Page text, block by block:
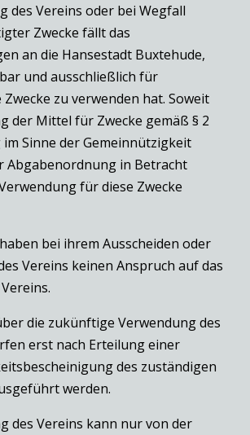
des Vereins oder bei Wegfall
Zwecke fällt das
an die Hansestadt Buxtehude,
und ausschließlich für
zu verwenden hat. Soweit
der Mittel für Zwecke gemäß § 2
Sinne der Gemeinnützigkeit
Abgabenordnung in Betracht
für diese Zwecke
bei ihrem Ausscheiden oder
Vereins keinen Anspruch auf das
die zukünftige Verwendung des
erst nach Erteilung einer
des zuständigen
werden.
des Vereins kann nur von der